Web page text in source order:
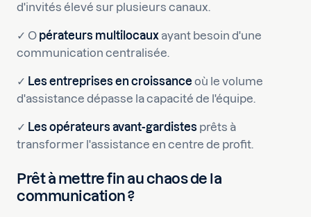
d'invités élevé sur plusieurs canaux.
✓ O pérateurs multilocauxayant besoin d'une
communication centralisée.
✓ Les entreprises en croissance où le volume
d'assistance dépasse la capacité de l'équipe.
✓ Les opérateurs avant-gardistes prêts à
transformer l'assistance en centre de profit.
Prêt à mettre fin au chaos de la
communication ?